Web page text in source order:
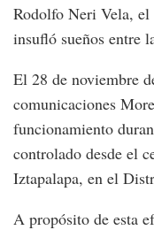
Rodolfo Neri Vela, el
insufló sueños entre
El 28 de noviembre
comunicaciones
funcionamiento
controlado desde el
Iztapalapa, en el
A propósito de esta